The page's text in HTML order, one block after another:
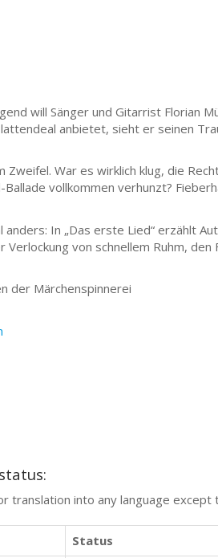
will Sänger und Gitarrist Florian
anbietet, sieht er seinen
Zweifel. War es wirklich klug, die
vollkommen verhunzt?
anders: In „Das erste Lied“ erzählt
von schnellem Ruhm,
der Märchenspinnerei
translation into any language
Status